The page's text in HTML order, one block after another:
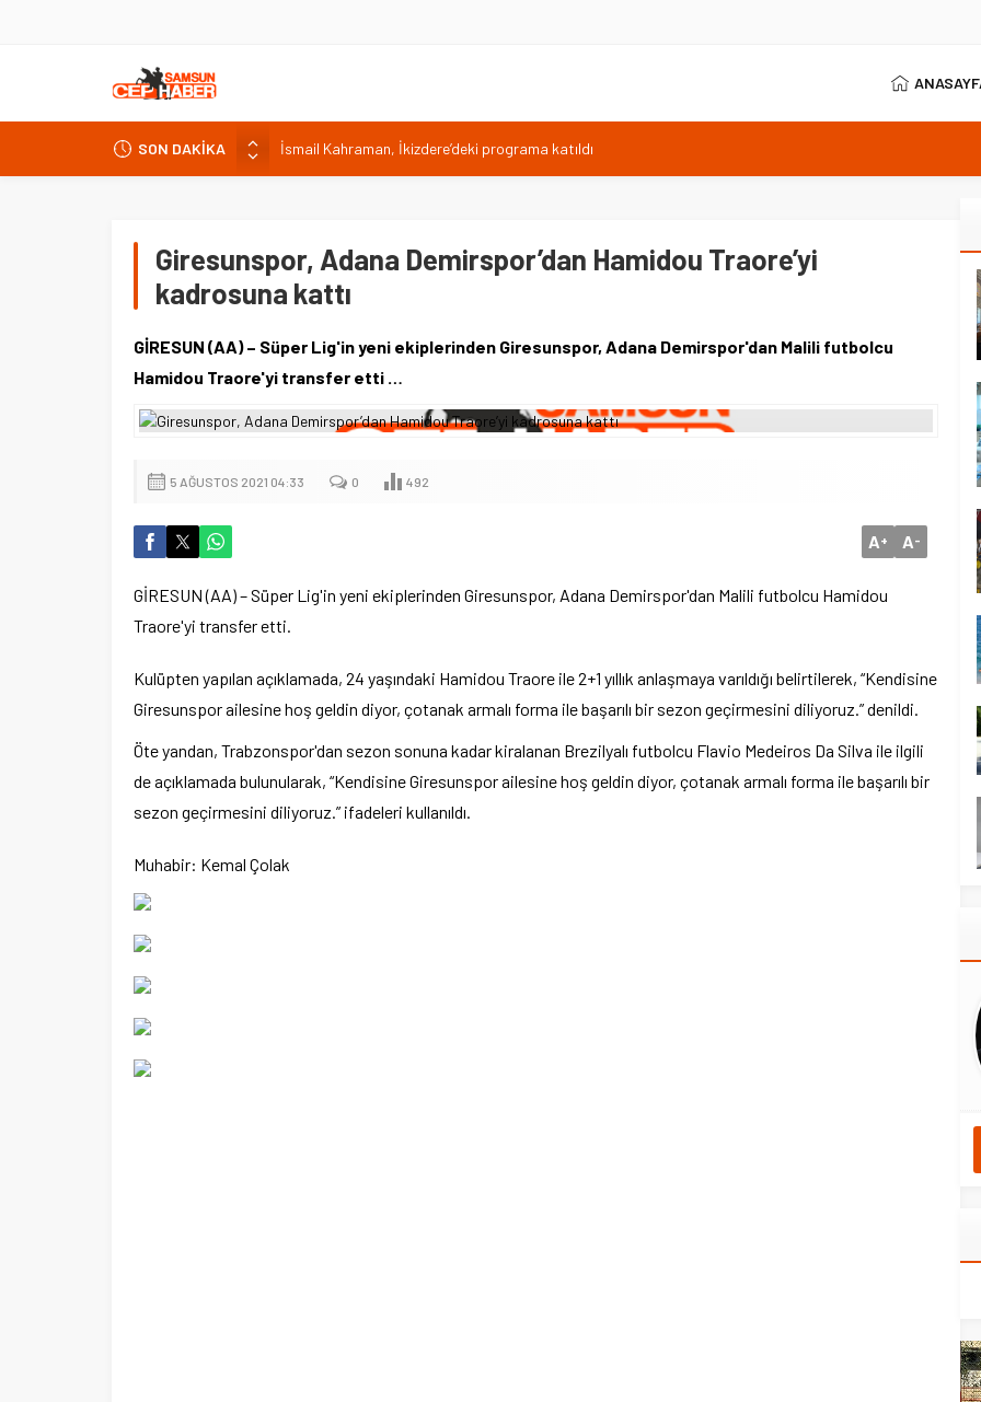
SON DAKİKA
İsmail Kahraman, İkizdere’deki programa katıldı
Isparta’da bisiklet kupası heyecanı 371 sporcuyla sürüyor
Giresunspor, Adana Demirspor’dan Hamidou Traore’yi
kadrosuna kattı
GİRESUN (AA) – Süper Lig'in yeni ekiplerinden Giresunspor, Adana Demirspor'dan Malili futbolcu
Hamidou Traore'yi transfer etti …
5 AĞUSTOS 2021 04:33 0 492
A+ A-
GİRESUN (AA) – Süper Lig'in yeni ekiplerinden Giresunspor, Adana Demirspor'dan Malili futbolcu Hamidou
Traore'yi transfer etti.
Kulüpten yapılan açıklamada, 24 yaşındaki Hamidou Traore ile 2+1 yıllık anlaşmaya varıldığı belirtilerek, “Kendisine
Giresunspor ailesine hoş geldin diyor, çotanak armalı forma ile başarılı bir sezon geçirmesini diliyoruz.” denildi.
Öte yandan, Trabzonspor'dan sezon sonuna kadar kiralanan Brezilyalı futbolcu Flavio Medeiros Da Silva ile ilgili
de açıklamada bulunularak, “Kendisine Giresunspor ailesine hoş geldin diyor, çotanak armalı forma ile başarılı bir
sezon geçirmesini diliyoruz.” ifadeleri kullanıldı.
Muhabir: Kemal Çolak